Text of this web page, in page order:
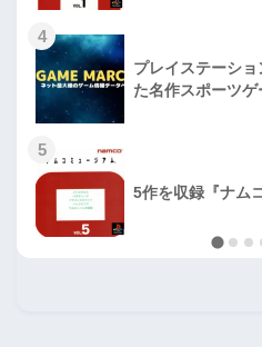
4
プレイステーシ
た名作スポーツゲ
5
5作を収録『ナム